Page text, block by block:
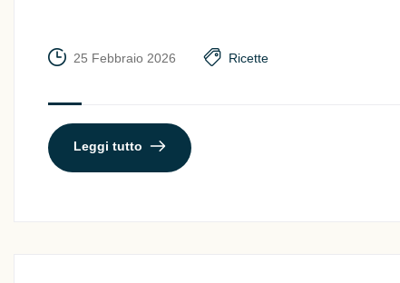
25 Febbraio 2026 Ricette
Leggi tutto